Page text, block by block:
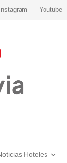
Instagram Youtube
Hoteles